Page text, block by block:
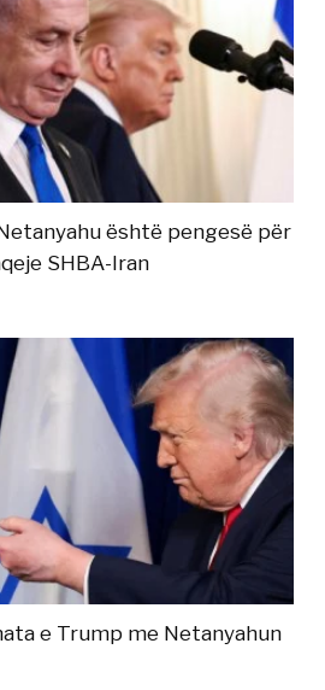
është pengesë për
SHBA-Iran
e Trump me Netanyahun